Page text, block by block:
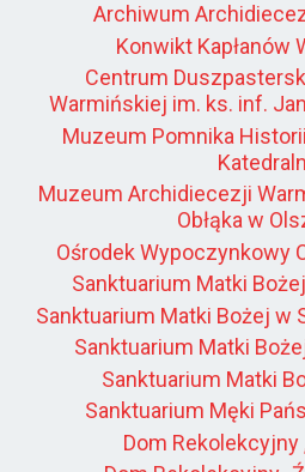
Archiwum
Konwikt Kapłanów
Centrum
Warmińskiej im. ks. inf.
Muzeum Pomnika
Muzeum Archidiecezji
Obłąka w
Ośrodek Wypoczynkowy
Sanktuarium Matki
Sanktuarium Matki Bożej w
Sanktuarium Matki
Sanktuarium Matki
Sanktuarium Męki
Dom Rekolekcyjny